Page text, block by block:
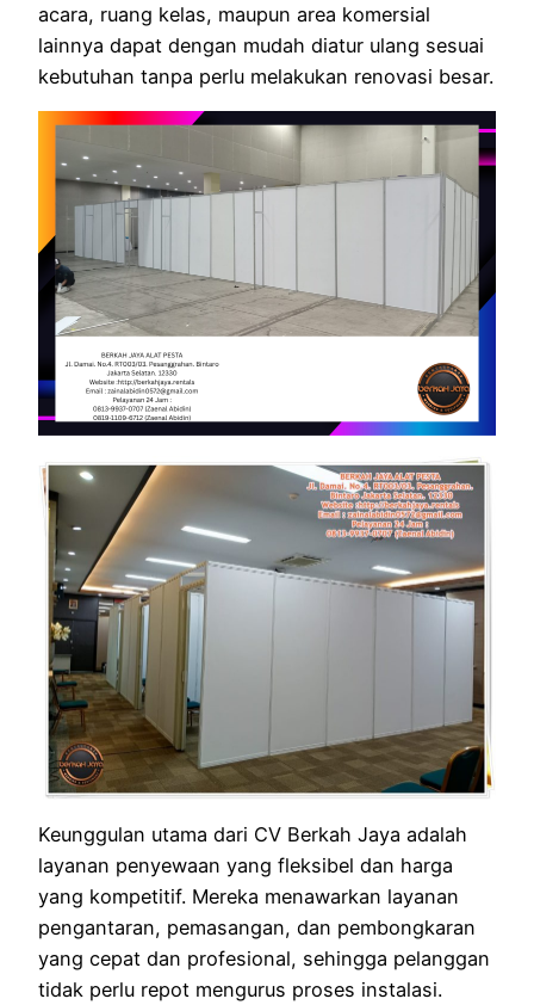
acara, ruang kelas, maupun area komersial
lainnya dapat dengan mudah diatur ulang sesuai
kebutuhan tanpa perlu melakukan renovasi besar.
Keunggulan utama dari CV Berkah Jaya adalah
layanan penyewaan yang fleksibel dan harga
yang kompetitif. Mereka menawarkan layanan
pengantaran, pemasangan, dan pembongkaran
yang cepat dan profesional, sehingga pelanggan
tidak perlu repot mengurus proses instalasi.